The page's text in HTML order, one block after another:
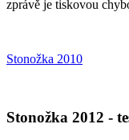
zprávě je tiskovou
Stonožka 2010
Stonožka 2012 -